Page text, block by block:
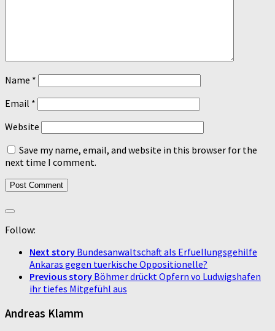
Name *
Email *
Website
Save my name, email, and website in this browser for the
next time I comment.
Follow:
Next story Bundesanwaltschaft als Erfuellungsgehilfe
Ankaras gegen tuerkische Oppositionelle?
Previous story Böhmer drückt Opfern vo Ludwigshafen
ihr tiefes Mitgefühl aus
Andreas Klamm